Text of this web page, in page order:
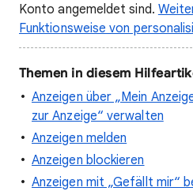
Konto angemeldet sind.
Funktionsweise von
Themen in diesem
Anzeigen über „Mein
zur Anzeige“ verwalten
Anzeigen melden
Anzeigen blockieren
Anzeigen mit „Gefällt mir“